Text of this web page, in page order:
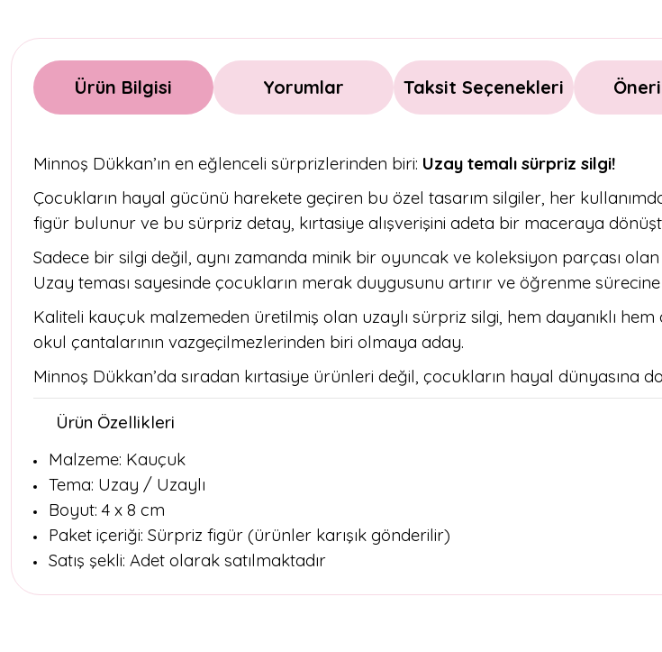
Ürün Bilgisi Yorumlar Taksit Seçenekleri
Minnoş Dükkan’ın en eğlenceli sürprizlerinden biri: Uzay temalı sürpriz silgi!
Çocukların hayal gücünü harekete geçiren bu özel tasarım silgiler, her
figür bulunur ve bu sürpriz detay, kırtasiye alışverişini adeta bir maceraya
Sadece bir silgi değil, aynı zamanda minik bir oyuncak ve koleksiyon parçası
Uzay teması sayesinde çocukların merak duygusunu artırır ve öğrenme
Kaliteli kauçuk malzemeden üretilmiş olan uzaylı sürpriz silgi, hem dayanıklı
okul çantalarının vazgeçilmezlerinden biri olmaya aday.
Minnoş Dükkan’da sıradan kırtasiye ürünleri değil, çocukların hayal dünyasına
Ürün Özellikleri
Malzeme: Kauçuk
Tema: Uzay / Uzaylı
Boyut: 4 x 8 cm
Paket içeriği: Sürpriz figür (ürünler karışık gönderilir)
Satış şekli: Adet olarak satılmaktadır